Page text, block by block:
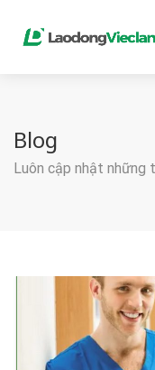
Blog
Luôn cập nhật những